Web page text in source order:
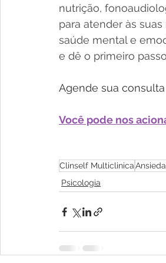
nutrição,
para atender às
saúde mental e
e dê o primeiro
Agende sua
Você pode nos
Clinself Multiclinica
Psicologia